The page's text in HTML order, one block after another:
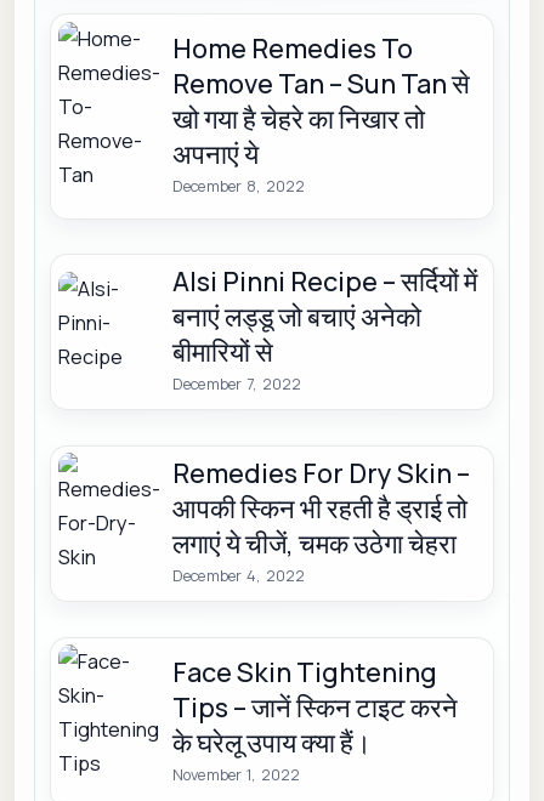
Home Remedies To
Remove Tan – Sun Tan से
खो गया है चेहरे का निखार तो
अपनाएं ये
December 8, 2022
Alsi Pinni Recipe – सर्दियों में
बनाएं लड्डू जो बचाएं अनेको
बीमारियों से
December 7, 2022
Remedies For Dry Skin –
आपकी स्किन भी रहती है ड्राई तो
लगाएं ये चीजें, चमक उठेगा चेहरा
December 4, 2022
Face Skin Tightening
Tips – जानें स्किन टाइट करने
के घरेलू उपाय क्या हैं।
November 1, 2022